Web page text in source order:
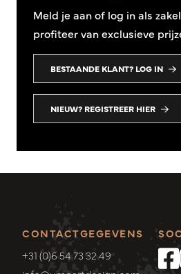
Meld je aan of log in als
profiteer van exclusieve
BESTAANDE KLANT? LOG IN
NIEUW? REGISTREER HIER
CONTACTGEGEVENS
+31 (0)6 54 73 32 49